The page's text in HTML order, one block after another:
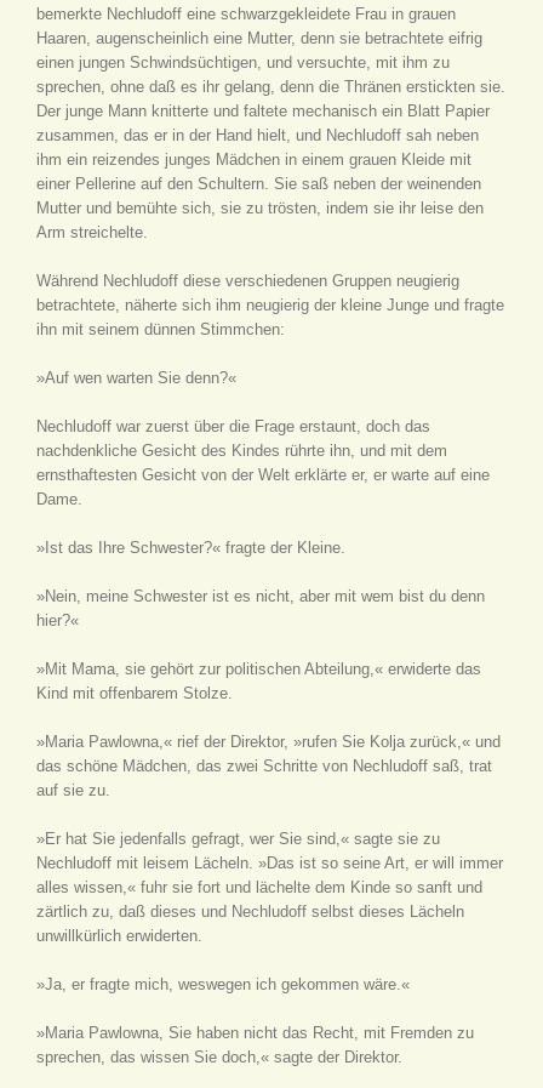
bemerkte Nechludoff eine schwarzgekleidete Frau in grauen
Haaren, augenscheinlich eine Mutter, denn sie betrachtete eifrig
einen jungen Schwindsüchtigen, und versuchte, mit ihm zu
sprechen, ohne daß es ihr gelang, denn die Thränen erstickten sie.
Der junge Mann knitterte und faltete mechanisch ein Blatt Papier
zusammen, das er in der Hand hielt, und Nechludoff sah neben
ihm ein reizendes junges Mädchen in einem grauen Kleide mit
einer Pellerine auf den Schultern. Sie saß neben der weinenden
Mutter und bemühte sich, sie zu trösten, indem sie ihr leise den
Arm streichelte.
Während Nechludoff diese verschiedenen Gruppen neugierig
betrachtete, näherte sich ihm neugierig der kleine Junge und fragte
ihn mit seinem dünnen Stimmchen:
»Auf wen warten Sie denn?«
Nechludoff war zuerst über die Frage erstaunt, doch das
nachdenkliche Gesicht des Kindes rührte ihn, und mit dem
ernsthaftesten Gesicht von der Welt erklärte er, er warte auf eine
Dame.
»Ist das Ihre Schwester?« fragte der Kleine.
»Nein, meine Schwester ist es nicht, aber mit wem bist du denn
hier?«
»Mit Mama, sie gehört zur politischen Abteilung,« erwiderte das
Kind mit offenbarem Stolze.
»Maria Pawlowna,« rief der Direktor, »rufen Sie Kolja zurück,« und
das schöne Mädchen, das zwei Schritte von Nechludoff saß, trat
auf sie zu.
»Er hat Sie jedenfalls gefragt, wer Sie sind,« sagte sie zu
Nechludoff mit leisem Lächeln. »Das ist so seine Art, er will immer
alles wissen,« fuhr sie fort und lächelte dem Kinde so sanft und
zärtlich zu, daß dieses und Nechludoff selbst dieses Lächeln
unwillkürlich erwiderten.
»Ja, er fragte mich, weswegen ich gekommen wäre.«
»Maria Pawlowna, Sie haben nicht das Recht, mit Fremden zu
sprechen, das wissen Sie doch,« sagte der Direktor.